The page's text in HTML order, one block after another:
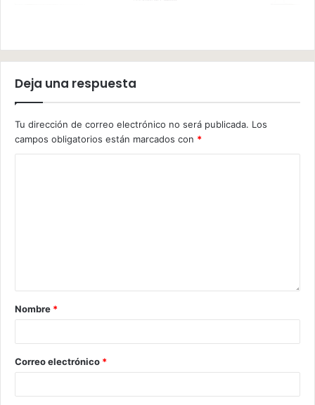
Deja una respuesta
Tu dirección de correo electrónico no será publicada. Los
campos obligatorios están marcados con *
Nombre *
Correo electrónico *